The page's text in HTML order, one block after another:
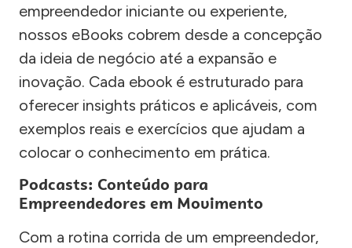
empreendedor iniciante ou experiente,
nossos eBooks cobrem desde a concepção
da ideia de negócio até a expansão e
inovação. Cada ebook é estruturado para
oferecer insights práticos e aplicáveis, com
exemplos reais e exercícios que ajudam a
colocar o conhecimento em prática.
Podcasts: Conteúdo para
Empreendedores em Movimento
Com a rotina corrida de um empreendedor,